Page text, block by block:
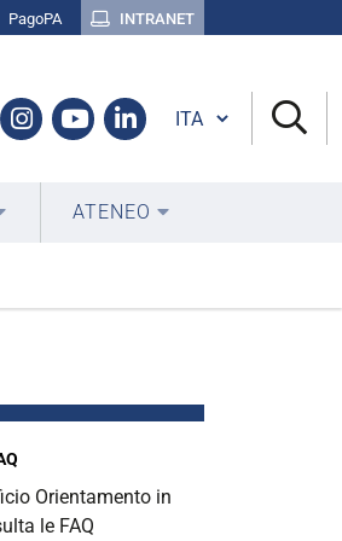
PagoPA INTRANET
Instagram
YoutubeLinkedin
Cambia lingua
ATENEO
Orientamento in
le FAQ